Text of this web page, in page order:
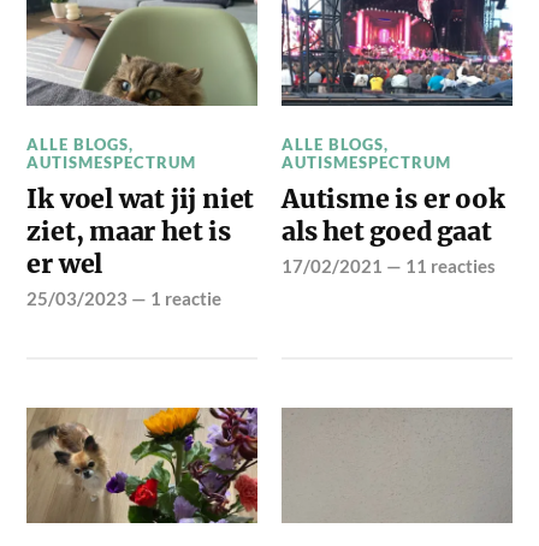
ALLE BLOGS,
AUTISMESPECTRUM
Ik voel wat jij niet
ziet, maar het is
er wel
25/03/2023 — 1 reactie
ALLE BLOGS,
AUTISMESPECTRUM
Autisme is er ook
als het goed gaat
17/02/2021 — 11 reacties